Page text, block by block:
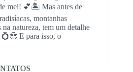
mel! 💕🏝️ Mas antes de
montanhas
na natureza, tem um detalhe
💍😍 E para isso, o